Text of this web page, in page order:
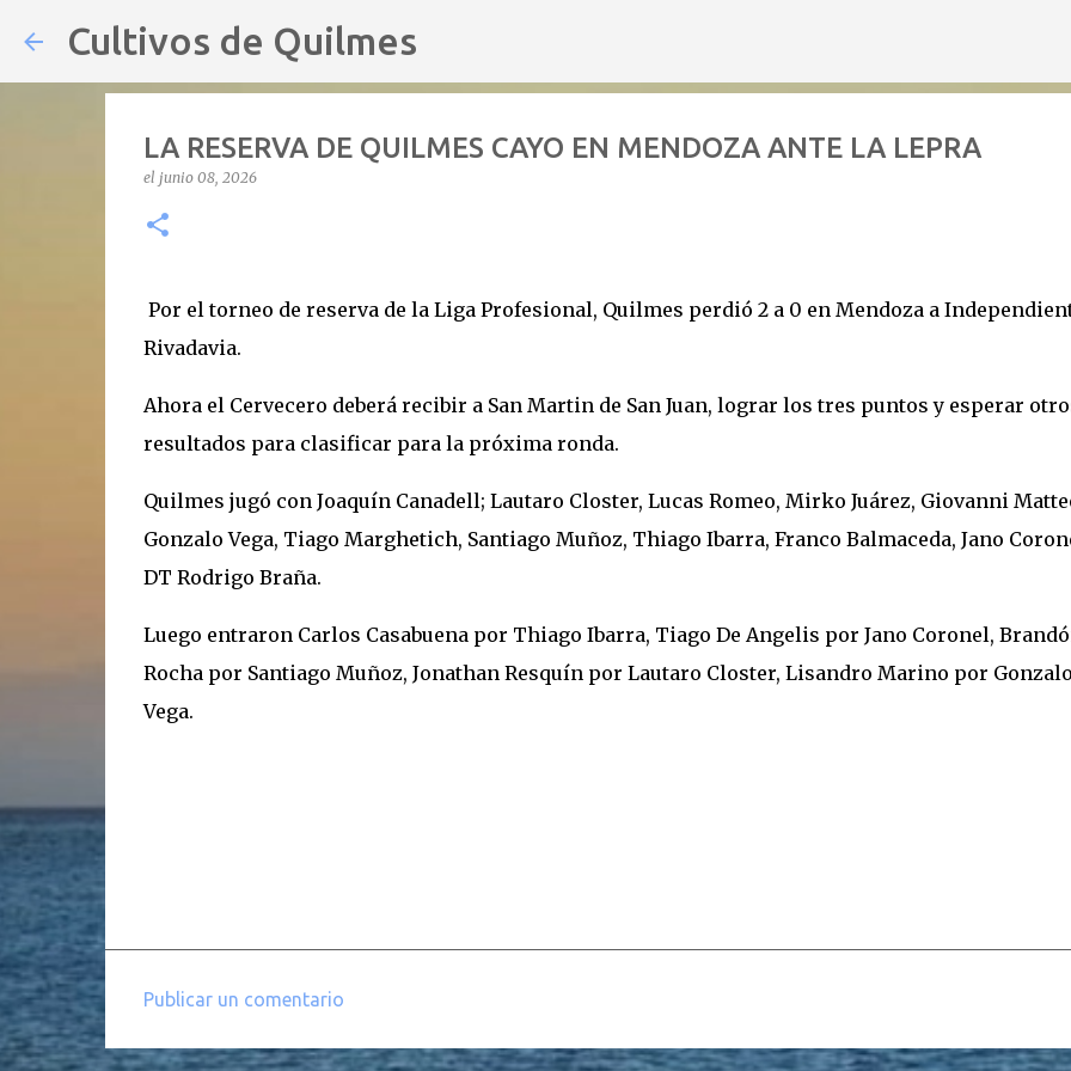
Cultivos de Quilmes
LA RESERVA DE QUILMES CAYO EN MENDOZA ANTE LA LEPRA
el junio 08, 2026
Por el torneo de reserva de la Liga Profesional, Quilmes perdió 2 a 0 en Mendoza a
Rivadavia.
Ahora el Cervecero deberá recibir a San Martin de San Juan, lograr los tres puntos y esperar
resultados para clasificar para la próxima ronda.
Quilmes jugó con Joaquín Canadell; Lautaro Closter, Lucas Romeo, Mirko Juárez, Giovanni
Gonzalo Vega, Tiago Marghetich, Santiago Muñoz, Thiago Ibarra, Franco Balmaceda, Jano
DT Rodrigo Braña.
Luego entraron Carlos Casabuena por Thiago Ibarra, Tiago De Angelis por Jano Coronel,
Rocha por Santiago Muñoz, Jonathan Resquín por Lautaro Closter, Lisandro Marino por Gonzalo
Vega.
o
Publicar un comentario